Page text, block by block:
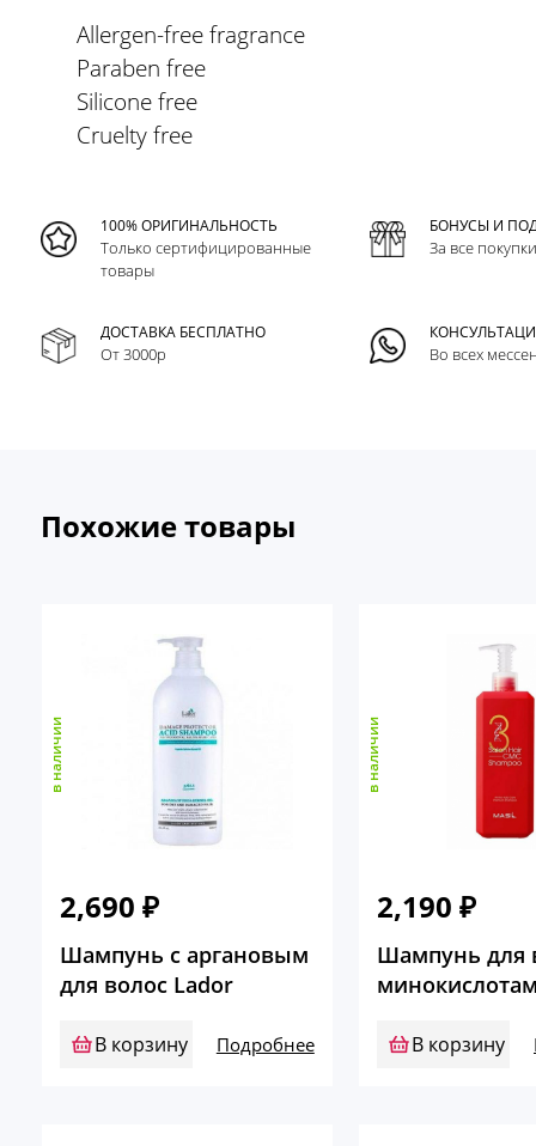
Allergen-free fragrance
Paraben free
Silicone free
Cruelty free
100% ОРИГИНАЛЬНОСТЬ
Только сертифицированные
товары
БОНУСЫ И
За все
ДОСТАВКА БЕСПЛАТНО
От 3000р Во всех
Похожие товары
2,690 ₽
в наличии
Шампунь c аргановым
для волос Lador
В корзину Подробнее
2,190₽
в наличии
Шампунь для
В корзину